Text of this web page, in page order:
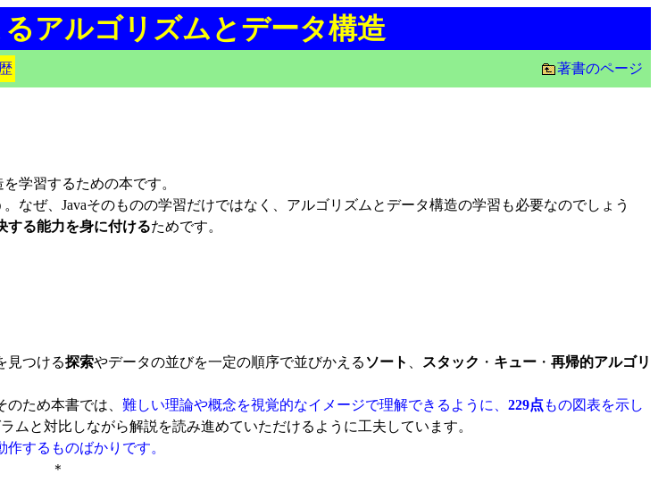
るアルゴリズムとデータ構造
著書のページ
学習するための本です。
ぜ、Javaそのものの学習だけではなく、アルゴリズムとデータ構造の学習も必要なのでしょう
する能力を身に付けるためです。
見つける探索やデータの並びを一定の順序で並びかえる ソート スタック ・ キュー ・ 再帰的アルゴリ
ため本書では、 難しい理論や概念を視覚的なイメージで理解できるように、 229点 もの図表を示し
と対比しながら解説を読み進めていただけるように工夫しています。
するものばかりです。
＊